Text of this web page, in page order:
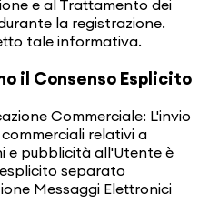
e al Trattamento dei
la registrazione.
tale informativa.
il Consenso Esplicito
Commerciale: L'invio
relativi a
e pubblicità all'Utente è
separato
Messaggi Elettronici